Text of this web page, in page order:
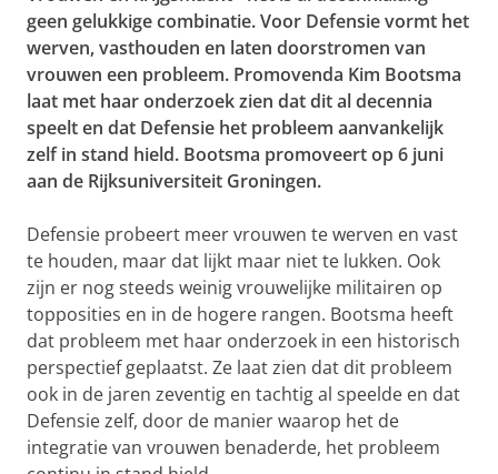
geen gelukkige combinatie. Voor Defensie vormt het
werven, vasthouden en laten doorstromen van
vrouwen een probleem. Promovenda Kim Bootsma
laat met haar onderzoek zien dat dit al decennia
speelt en dat Defensie het probleem aanvankelijk
zelf in stand hield. Bootsma promoveert op 6 juni
aan de Rijksuniversiteit Groningen.
Defensie probeert meer vrouwen te werven en vast
te houden, maar dat lijkt maar niet te lukken. Ook
zijn er nog steeds weinig vrouwelijke militairen op
topposities en in de hogere rangen. Bootsma heeft
dat probleem met haar onderzoek in een historisch
perspectief geplaatst. Ze laat zien dat dit probleem
ook in de jaren zeventig en tachtig al speelde en dat
Defensie zelf, door de manier waarop het de
integratie van vrouwen benaderde, het probleem